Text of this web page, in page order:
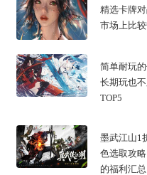
精选卡牌
市场上比
简单耐玩
长期玩也
TOP5
墨武江山1
色选取攻
的福利汇总